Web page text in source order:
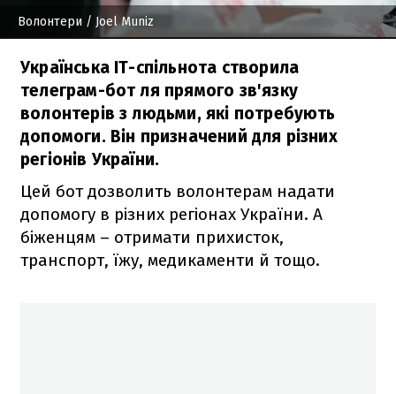
Волонтери / Joel Muniz
Українська IT-спільнота створила
телеграм-бот ля прямого зв'язку
волонтерів з людьми, які потребують
допомоги. Він призначений для різних
регіонів України.
Цей бот дозволить волонтерам надати
допомогу в різних регіонах України. А
біженцям – отримати прихисток,
транспорт, їжу, медикаменти й тощо.